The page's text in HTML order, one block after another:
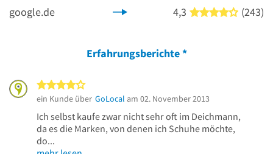
google.de
4,3 4 von 5
(243)
Erfahrungsberichte*
ein Kunde über GoLocal am 02. November 2013
Ich selbst kaufe zwar nicht sehr oft im Deichmann,
da es die Marken, von denen ich Schuhe möchte,
do...